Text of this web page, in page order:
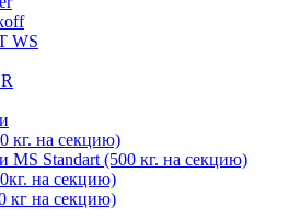
WS
кг. на секцию)
MS Standart (500 кг. на секцию)
на секцию)
кг на секцию)